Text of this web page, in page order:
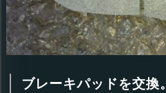
ブレーキパッドを交換。